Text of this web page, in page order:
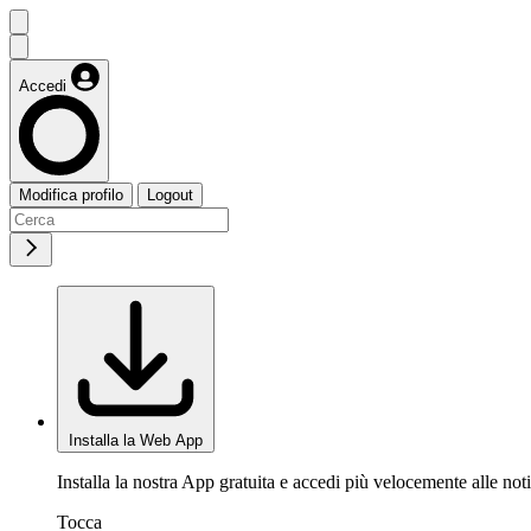
Accedi
Modifica profilo Logout
Installa la Web App
Installa la nostra App gratuita e accedi più velocemente alle
Tocca